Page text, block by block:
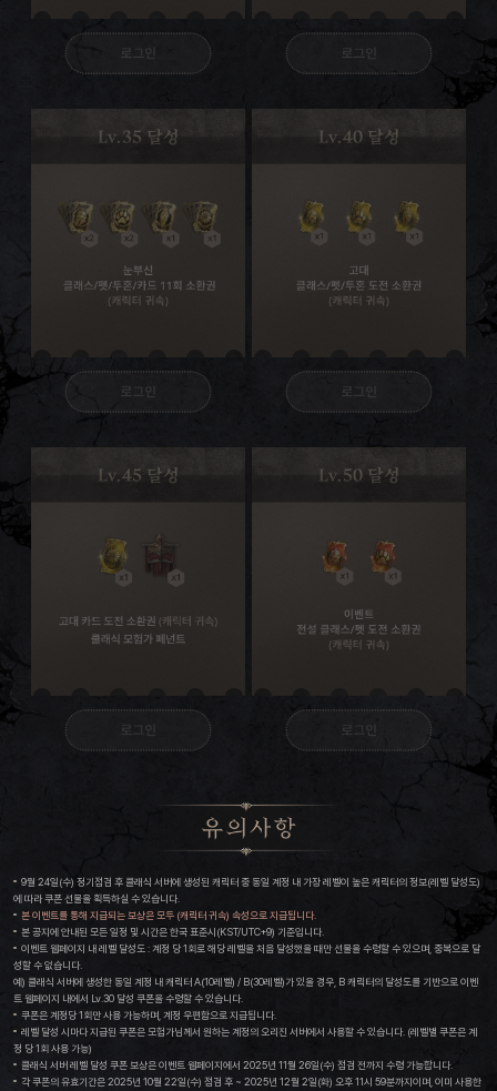
9월 24일(수) 정기점검 후 클래식 서버에 생성된 캐릭터 중 동일 계정 내 가장 레벨이 높은 캐릭터의 정보(레벨 달성도)
에 따라 쿠폰 선물을 획득하실 수 있습니다.
본 이벤트를 통해 지급되는 보상은 모두 (캐릭터 귀속) 속성으로 지급됩니다.
본 공지에 안내된 모든 일정 및 시간은 한국 표준시(KST/UTC+9) 기준입니다.
이벤트 웹페이지 내 레벨 달성도 : 계정 당 1회로 해당 레벨을 처음 달성했을 때만 선물을 수령할 수 있으며, 중복으로 달
성할 수 없습니다.
예) 클래식 서버에 생성한 동일 계정 내 캐릭터 A(10레벨) / B(30레벨)가 있을 경우, B 캐릭터의 달성도를 기반으로 이벤
트 웹페이지 내에서 Lv.30 달성 쿠폰을 수령할 수 있습니다.
쿠폰은 계정당 1회만 사용 가능하며, 계정 우편함으로 지급됩니다.
레벨 달성 시마다 지급된 쿠폰은 모험가님께서 원하는 계정의 오리진 서버에서 사용할 수 있습니다. (레벨별 쿠폰은 계
정 당 1회 사용 가능)
클래식 서버 레벨 달성 쿠폰 보상은 이벤트 웹페이지에서 2025년 11월 26일(수) 점검 전까지 수령 가능합니다.
각 쿠폰의 유효기간은 2025년 10월 22일(수) 점검 후 ~ 2025년 12월 2일(화) 오후 11시 59분까지이며, 이미 사용한